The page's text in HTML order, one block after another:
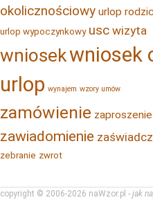
okolicznościowy urlop
urlop wypoczynkowy usc wizyta
wniosekwniosek
urlop wynajem wzory umów
zamówienie zaproszenie
zawiadomienie
zebranie zwrot
copyright © 2006-2026 naWzor.pl - jak